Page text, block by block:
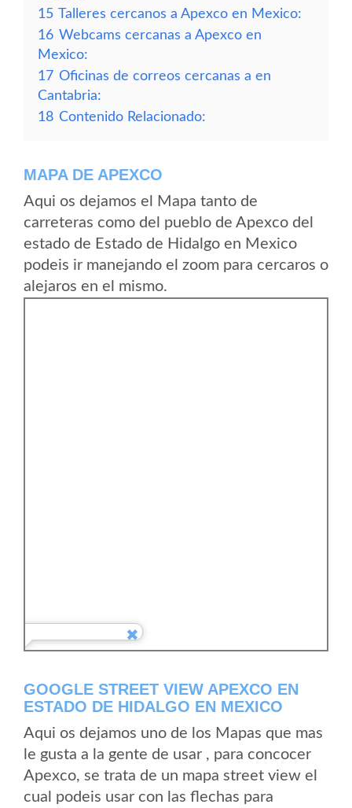
15 Talleres cercanos a Apexco en Mexico:
16 Webcams cercanas a Apexco en
Mexico:
17 Oficinas de correos cercanas a en
Cantabria:
18 Contenido Relacionado:
MAPA DE APEXCO
Aqui os dejamos el Mapa tanto de
carreteras como del pueblo de Apexco del
estado de Estado de Hidalgo en Mexico
podeis ir manejando el zoom para cercaros o
alejaros en el mismo.
GOOGLE STREET VIEW APEXCO EN
ESTADO DE HIDALGO EN MEXICO
Aqui os dejamos uno de los Mapas que mas
le gusta a la gente de usar , para concocer
Apexco, se trata de un mapa street view el
cual podeis usar con las flechas para